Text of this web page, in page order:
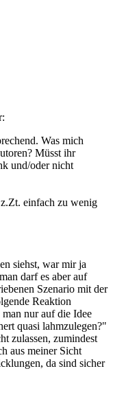
Was mich
Müsst ihr
und/oder nicht
einfach zu wenig
siehst, war mir ja
darf es aber auf
Szenario mit der
Reaktion
nur auf die Idee
quasi lahmzulegen?"
zulassen, zumindest
aus meiner Sicht
da sind sicher